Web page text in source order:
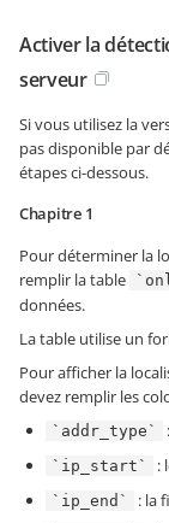
Activer la
serveur
Si vous utilisez la
pas disponible par
étapes ci-dessous.
Chapitre 1
Pour déterminer la
remplir la table
données.
La table utilise un
Pour afficher la
devez remplir les
`addr_type`
`ip_start` :
`ip_end` : la